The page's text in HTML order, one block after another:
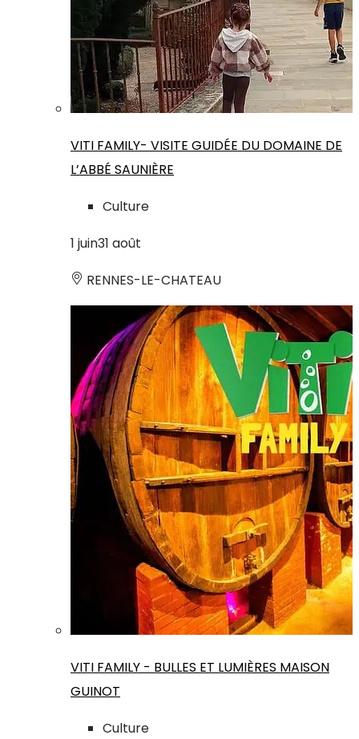
VITI FAMILY- VISITE GUIDÉE DU DOMAINE DE
L’ABBÉ SAUNIÈRE
Culture
1 juin31 août
RENNES-LE-CHATEAU
VITI FAMILY - BULLES ET LUMIÈRES MAISON
GUINOT
Culture